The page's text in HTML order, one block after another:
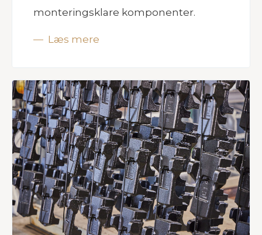
monteringsklare komponenter.
Læs mere